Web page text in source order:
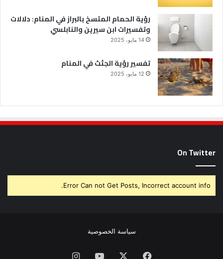
رؤية الحمام المتسخ بالبراز في المنام: دلالات
وتفسيرات ابن سيرين والنابلسي
14 مايو، 2025
تفسير رؤية الجثث في المنام
12 مايو، 2025
On Twitter
Error Can not Get Posts, Incorrect account info.
سياسة الخصوصية
فيسبوك يوتيوبانستقرام